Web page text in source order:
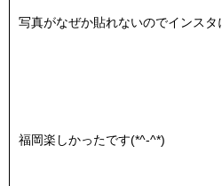
写真がなぜか貼れないのでインスタ
福岡楽しかったです(*^-^*)